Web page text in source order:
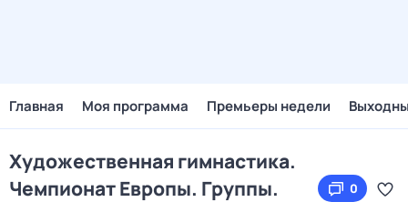
Главная Моя программа Премьеры недели
Художественная гимнастика.
Чемпионат Европы. Группы.
0